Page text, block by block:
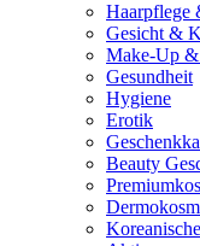
Haarpflege
Gesicht &
Make-Up
Gesundheit
Hygiene
Erotik
Beauty